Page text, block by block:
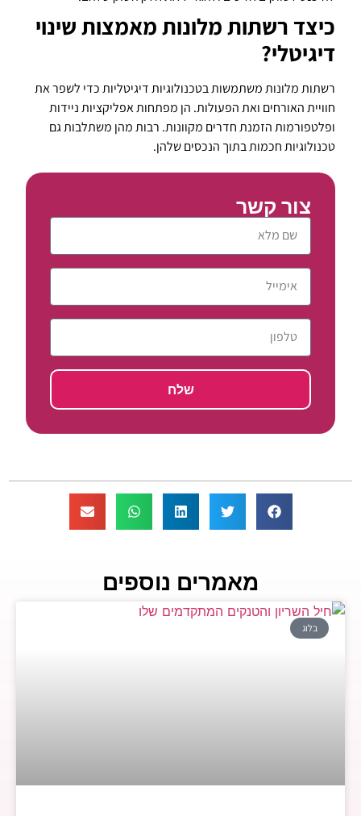
צור קשר
שלח
כיצד רשתות מלונות מאמצות שינוי
דיגיטלי?
רשתות מלונות משתמשות בטכנולוגיות דיגיטליות כדי לשפר את
חוויית האורחים ואת הפעולות. הן מפתחות אפליקציות ניידות
ופלטפורמות הזמנת חדרים מקוונות. רבות מהן משתלבות גם
טכנולוגיות חכמות בתוך הנכסים שלהן.
מאמרים נוספים
בלוג